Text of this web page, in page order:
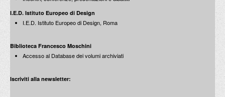
Edizioni Laterza / 1990
I.E.D. Istituto Europeo di Design
I.E.D. Istituto Europeo di Design, Roma
Biblioteca Francesco Moschini
Accesso al Database dei volumi archiviati
Iscriviti alla newsletter: